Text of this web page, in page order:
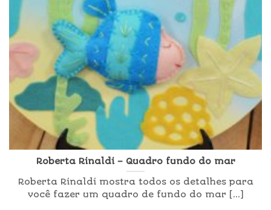
Roberta Rinaldi – Quadro fundo do mar
Roberta Rinaldi mostra todos os detalhes para
você fazer um quadro de fundo do mar [...]